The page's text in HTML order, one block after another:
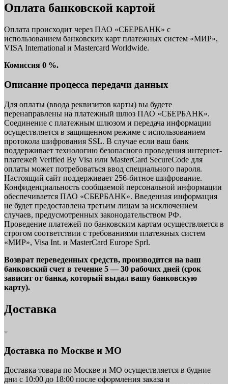
Оплата банковской картой
Оплата происходит через ПАО «СБЕРБАНК» с
использованием банковских карт платежных систем «МИР»,
VISA International и Mastercard Worldwide.
Комиссия 0 %.
Описание процесса передачи данных
Для оплаты (ввода реквизитов карты) вы будете
перенаправлены на платежный шлюз ПАО «СБЕРБАНК».
Соединение с платежным шлюзом и передача информации
осуществляется в защищенном режиме с использованием
протокола шифрования SSL. В случае если ваш банк
поддерживает технологию безопасного проведения интернет-
платежей Verified By Visa или MasterCard SecureCode для
оплаты может потребоваться ввод специального пароля.
Настоящий сайт поддерживает 256-битное шифрование.
Конфиденциальность сообщаемой персональной информации
обеспечивается ПАО «СБЕРБАНК». Введенная информация
не будет предоставлена третьим лицам за исключением
случаев, предусмотренных законодательством РФ.
Проведение платежей по банковским картам осуществляется в
строгом соответствии с требованиями платежных систем
«МИР», Visa Int. и MasterCard Europe Sprl.
Возврат переведенных средств, производится на ваш
банковский счет в течение 5 — 30 рабочих дней (срок
зависит от банка, который выдал вашу банковскую
карту).
Доставка
Доставка по Москве и МО
Доставка товара по Москве и МО осуществляется в будние
дни с 10:00 до 18:00 после оформления заказа и